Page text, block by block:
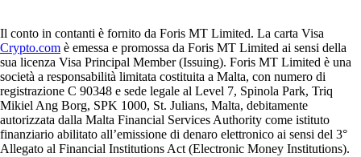
Il conto in contanti è fornito da Foris MT Limited. La carta Visa
Crypto.com è emessa e promossa da Foris MT Limited ai sensi della
sua licenza Visa Principal Member (Issuing). Foris MT Limited è una
società a responsabilità limitata costituita a Malta, con numero di
registrazione C 90348 e sede legale al Level 7, Spinola Park, Triq
Mikiel Ang Borg, SPK 1000, St. Julians, Malta, debitamente
autorizzata dalla Malta Financial Services Authority come istituto
finanziario abilitato all’emissione di denaro elettronico ai sensi del 3°
Allegato al Financial Institutions Act (Electronic Money Institutions).